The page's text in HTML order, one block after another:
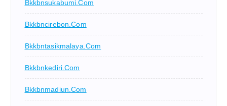
Bkkbnsukabumi.com
Bkkbncirebon.com
Bkkbntasikmalaya.com
Bkkbnkediri.com
Bkkbnmadiun.com